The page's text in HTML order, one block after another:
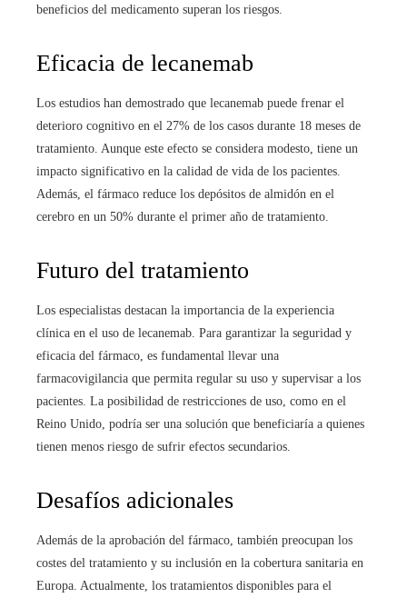
beneficios del medicamento superan los riesgos.
Eficacia de lecanemab
Los estudios han demostrado que lecanemab puede frenar el
deterioro cognitivo en el 27% de los casos durante 18 meses de
tratamiento. Aunque este efecto se considera modesto, tiene un
impacto significativo en la calidad de vida de los pacientes.
Además, el fármaco reduce los depósitos de almidón en el
cerebro en un 50% durante el primer año de tratamiento.
Futuro del tratamiento
Los especialistas destacan la importancia de la experiencia
clínica en el uso de lecanemab. Para garantizar la seguridad y
eficacia del fármaco, es fundamental llevar una
farmacovigilancia que permita regular su uso y supervisar a los
pacientes. La posibilidad de restricciones de uso, como en el
Reino Unido, podría ser una solución que beneficiaría a quienes
tienen menos riesgo de sufrir efectos secundarios.
Desafíos adicionales
Además de la aprobación del fármaco, también preocupan los
costes del tratamiento y su inclusión en la cobertura sanitaria en
Europa. Actualmente, los tratamientos disponibles para el